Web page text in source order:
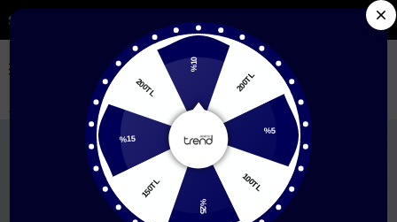
Yeni Sezon Ürünlerde %50'ye Varan İndirim
EŞARP İpek Eşarp Twill İpek Eşarp Armine Saf İpek Twill
200TL
100TL
150TL
200TL